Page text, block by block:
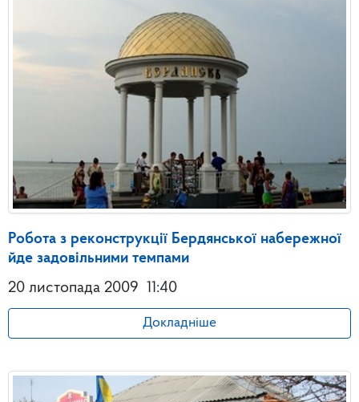
Робота з реконструкції Бердянської набережної
йде задовільними темпами
20 листопада 2009 11:40
Докладніше